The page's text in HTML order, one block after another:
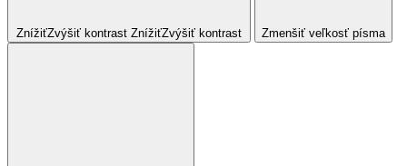
ZnížiťZvýšiť kontrast ZnížiťZvýšiť kontrast Zmenšiť veľkosť písma